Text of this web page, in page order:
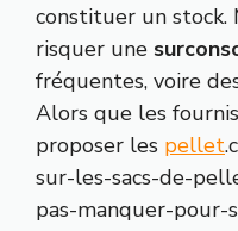
constituer un stock.
risquer une
fréquentes, voire
Alors que les
proposer les pellet
sur-les-sacs-de-
pas-manquer-pour-